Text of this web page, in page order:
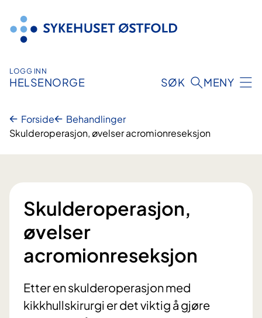
innhold
LOGG INN
HELSENORGE SØK MENY
Forside
Behandlinger
Skulderoperasjon, øvelser acromionreseksjon
Skulderoperasjon,
øvelser
acromionreseksjon
Etter en skulderoperasjon med
kikkhullskirurgi er det viktig å gjøre